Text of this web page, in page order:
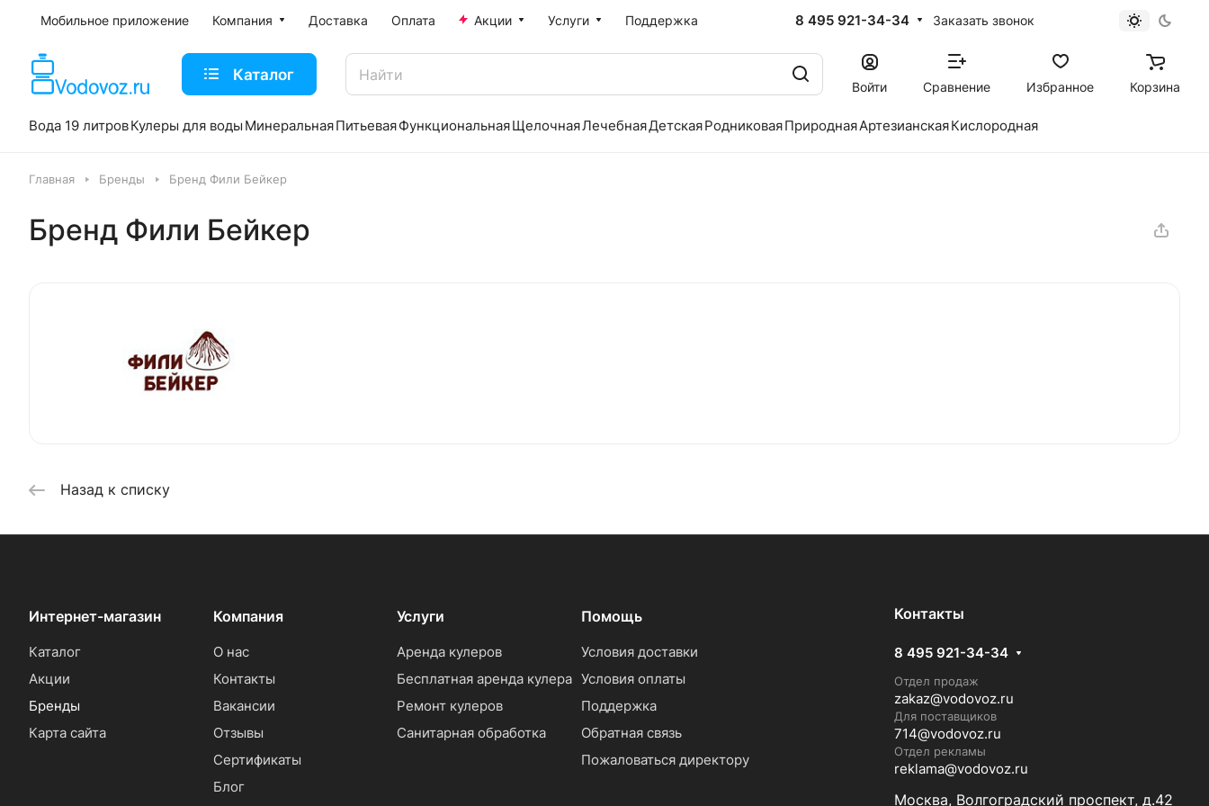
Мобильное приложение Компания Доставка Оплата Акции Услуги Поддержка 8 495 921-34-34 Заказать звонок
Каталог
Войти Сравнение Избранное Корзина
Вода 19 литровКулеры для воды МинеральнаяПитьеваяФункциональнаяЩелочнаяЛечебнаяДетскаяРодниковаяПрироднаяАртезианскаяКислородная
Главная Бренды Бренд Фили Бейкер
Бренд Фили Бейкер
Назад к списку
Интернет-магазин
Каталог
Акции
Бренды
Карта сайта
Компания
О нас
Контакты
Вакансии
Отзывы
Сертификаты
Блог
Услуги
Аренда кулеров
Бесплатная аренда кулера
Ремонт кулеров
Санитарная обработка
Помощь
Условия доставки
Условия оплаты
Поддержка
Обратная связь
Пожаловаться директору
Контакты
8 495 921-34-34
Отдел продаж
zakaz@vodovoz.ru
Для поставщиков
714@vodovoz.ru
Отдел рекламы
reklama@vodovoz.ru
Москва, Волгоградский проспект, д.42